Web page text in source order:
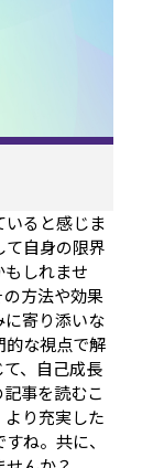
ると感じま
自身の限界
しれませ
方法や効果
に寄り添いな
的な視点で解
、自己成長
事を読むこ
り充実した
ね。共に、